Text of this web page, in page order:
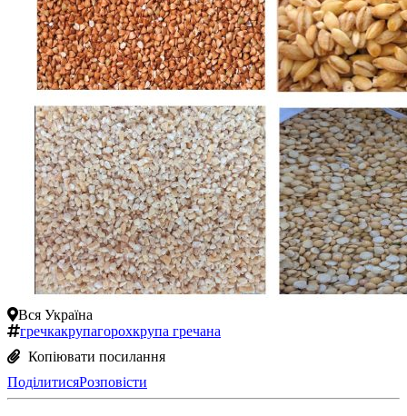
Вся Україна
гречкакрупагорохкрупа гречана
Копіювати посилання
ПоділитисяРозповісти